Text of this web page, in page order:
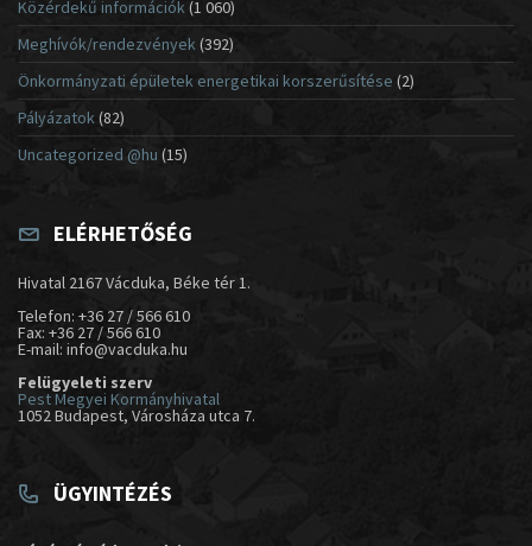
Közérdekű információk(1 060)
Meghívók/rendezvények (392)
Önkormányzati épületek energetikai korszerűsítése (2)
Pályázatok (82)
Uncategorized @hu (15)
ELÉRHETŐSÉG
Hivatal 2167 Vácduka, Béke tér 1.
Telefon: +36 27 / 566 610
Fax: +36 27 / 566 610
E-mail: info@vacduka.hu
Felügyeleti szerv
Pest Megyei Kormányhivatal
1052 Budapest, Városháza utca 7.
ÜGYINTÉZÉS